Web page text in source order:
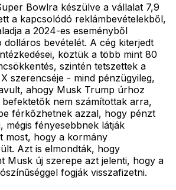
Bowlra készülve a vállalat 7,9
a kapcsolódó reklámbevételekből,
a 2024-es eseményből
dolláros bevételét. A cég kiterjedt
köztük a több mint 80
szintén tetszettek a
szerencséje - mind pénzügyileg,
ahogy Musk Trump úrhoz
nem számítottak arra,
férkőzhetnek azzal, hogy pénzt
mégis fényesebbnek látják
most, hogy a kormány
Azt is elmondták, hogy
Musk új szerepe azt jelenti, hogy a
fogják visszafizetni.